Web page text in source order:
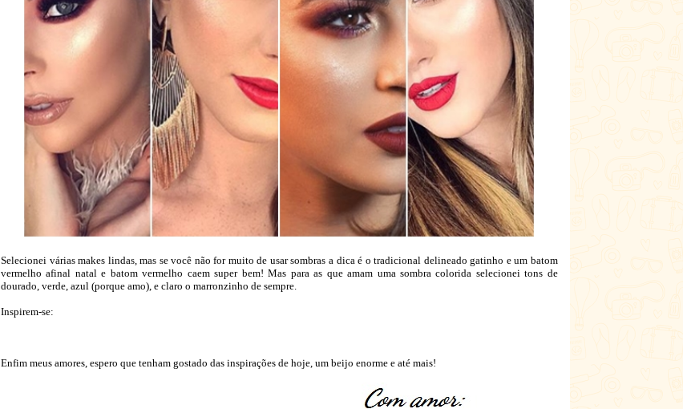
Selecionei várias makes lindas, mas se você não for muito de usar sombras a dica é o tradicional delineado gatinho e um batom
vermelho afinal natal e batom vermelho caem super bem! Mas para as que amam uma sombra colorida selecionei tons de
dourado, verde, azul (porque amo), e claro o marronzinho de sempre.
Inspirem-se:
Enfim meus amores, espero que tenham gostado das inspirações de hoje, um beijo enorme e até mais!